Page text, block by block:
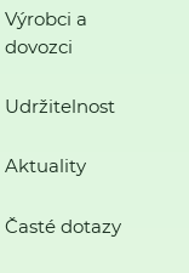
Výrobci a
dovozci
Udržitelnost
Aktuality
Časté dotazy